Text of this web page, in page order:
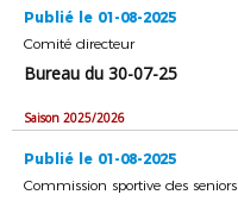
Publié le 01-08-2025
Comité directeur
Bureau du 30-07-25
Saison 2025/2026
Publié le 01-08-2025
Commission sportive des seniors